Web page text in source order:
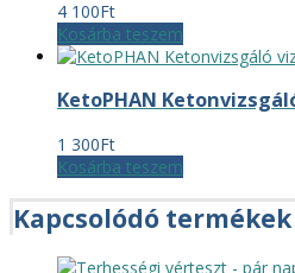
4 100Ft
Kosárba teszem
KetoPHAN
1 300Ft
Kosárba teszem
Kapcsolódó termékek